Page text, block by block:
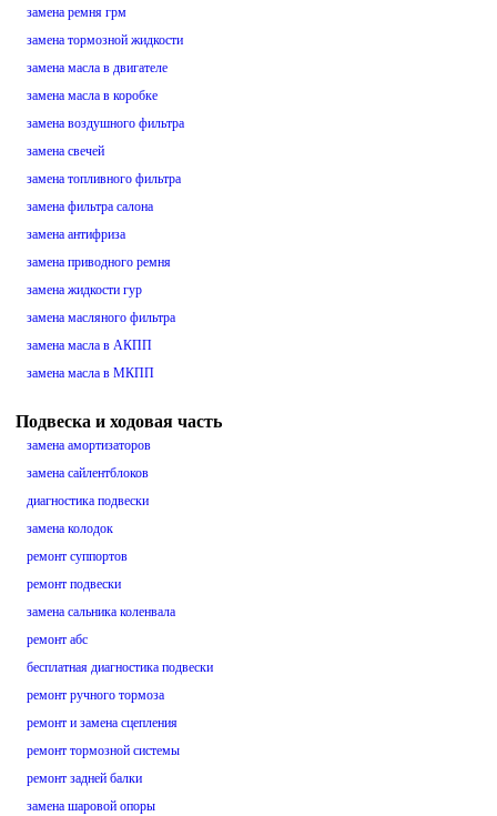
замена ремня грм
замена тормозной жидкости
замена масла в двигателе
замена масла в коробке
замена воздушного фильтра
замена свечей
замена топливного фильтра
замена фильтра салона
замена антифриза
замена приводного ремня
замена жидкости гур
замена масляного фильтра
замена масла в АКПП
замена масла в МКПП
Подвеска и ходовая часть
замена амортизаторов
замена сайлентблоков
диагностика подвески
замена колодок
ремонт суппортов
ремонт подвески
замена сальника коленвала
ремонт абс
бесплатная диагностика подвески
ремонт ручного тормоза
ремонт и замена сцепления
ремонт тормозной системы
ремонт задней балки
замена шаровой опоры